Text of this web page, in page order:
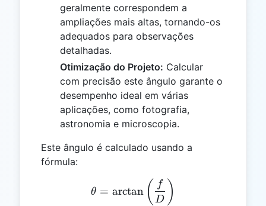
geralmente correspondem a
ampliações mais altas, tornando-os
adequados para observações
detalhadas.
Otimização do Projeto: Calcular
com precisão este ângulo garante o
desempenho ideal em várias
aplicações, como fotografia,
astronomia e microscopia.
Este ângulo é calculado usando a
fórmula:
θ =
θ = arctan ( D
f )